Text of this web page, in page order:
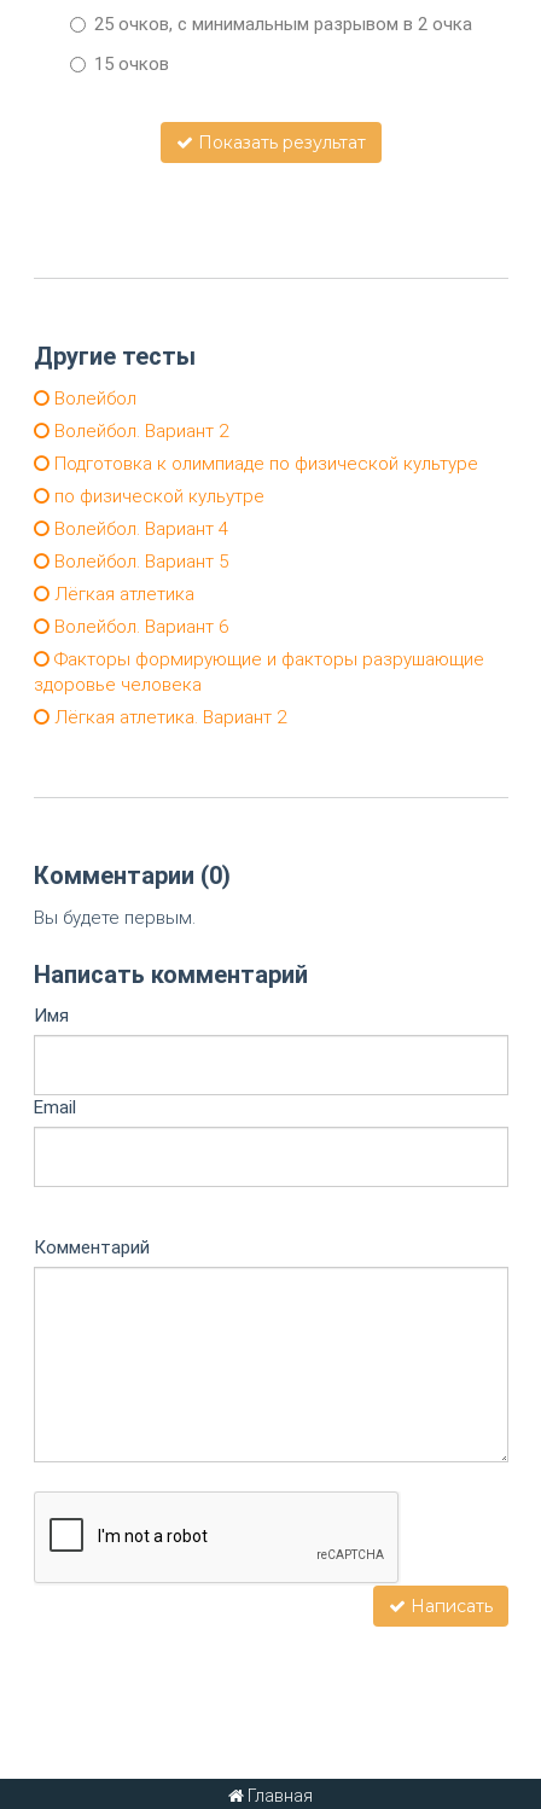
25 очков, с минимальным разрывом в 2 очка
15 очков
Показать результат
Другие тесты
Волейбол
Волейбол. Вариант 2
Подготовка к олимпиаде по физической культуре
по физической кульутре
Волейбол. Вариант 4
Волейбол. Вариант 5
Лёгкая атлетика
Волейбол. Вариант 6
Факторы формирующие и факторы разрушающие
здоровье человека
Лёгкая атлетика. Вариант 2
Комментарии (0)
Вы будете первым.
Написать комментарий
Имя
Email
Комментарий
Написать
Главная